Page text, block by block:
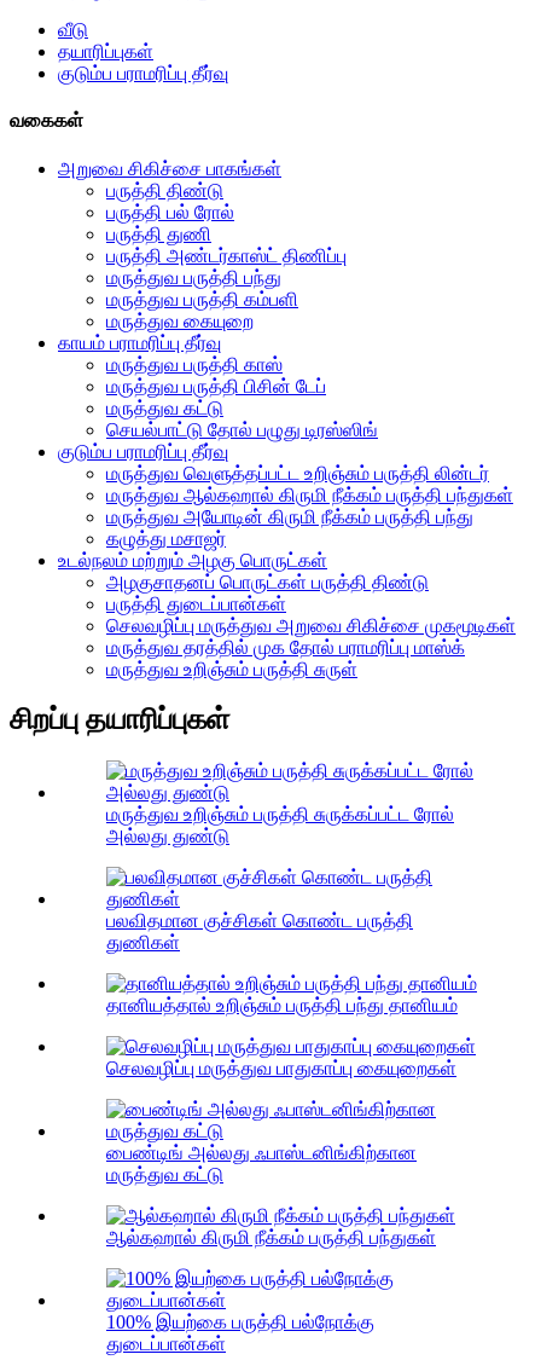
வீடு
தயாரிப்புகள்
குடும்ப பராமரிப்பு தீர்வு
வகைகள்
அறுவை சிகிச்சை பாகங்கள்
பருத்தி திண்டு
பருத்தி பல் ரோல்
பருத்தி துணி
பருத்தி அண்டர்காஸ்ட் திணிப்பு
மருத்துவ பருத்தி பந்து
மருத்துவ பருத்தி கம்பளி
மருத்துவ கையுறை
காயம் பராமரிப்பு தீர்வு
மருத்துவ பருத்தி காஸ்
மருத்துவ பருத்தி பிசின் டேப்
மருத்துவ கட்டு
செயல்பாட்டு தோல் பழுது டிரஸ்ஸிங்
குடும்ப பராமரிப்பு தீர்வு
மருத்துவ வெளுத்தப்பட்ட உறிஞ்சும் பருத்தி லின்டர்
மருத்துவ ஆல்கஹால் கிருமி நீக்கம் பருத்தி பந்துகள்
மருத்துவ அயோடின் கிருமி நீக்கம் பருத்தி பந்து
கழுத்து மசாஜர்
உடல்நலம் மற்றும் அழகு பொருட்கள்
அழகுசாதனப் பொருட்கள் பருத்தி திண்டு
பருத்தி துடைப்பான்கள்
செலவழிப்பு மருத்துவ அறுவை சிகிச்சை முகமூடிகள்
மருத்துவ தரத்தில் முக தோல் பராமரிப்பு மாஸ்க்
மருத்துவ உறிஞ்சும் பருத்தி சுருள்
சிறப்பு தயாரிப்புகள்
மருத்துவ உறிஞ்சும் பருத்தி சுருக்கப்பட்ட ரோல்
அல்லது துண்டு
பலவிதமான குச்சிகள் கொண்ட பருத்தி
துணிகள்
தானியத்தால் உறிஞ்சும் பருத்தி பந்து தானியம்
செலவழிப்பு மருத்துவ பாதுகாப்பு கையுறைகள்
பைண்டிங் அல்லது ஃபாஸ்டனிங்கிற்கான
மருத்துவ கட்டு
ஆல்கஹால் கிருமி நீக்கம் பருத்தி பந்துகள்
100% இயற்கை பருத்தி பல்நோக்கு
துடைப்பான்கள்